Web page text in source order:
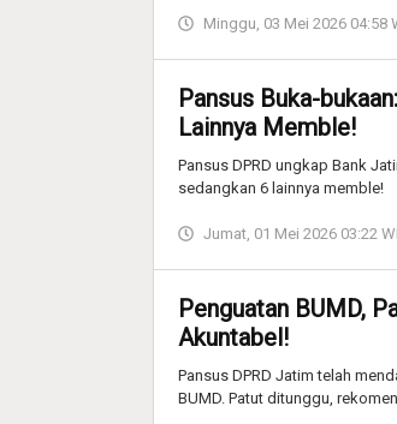
Minggu, 03 Mei 2026 04:58
Pansus Buka-
Lainnya Memble!
Pansus DPRD ungkap Bank
sedangkan 6 lainnya memble!
Jumat, 01 Mei 2026 03:22
Penguatan BUMD,
Akuntabel!
Pansus DPRD Jatim telah
BUMD. Patut ditunggu,